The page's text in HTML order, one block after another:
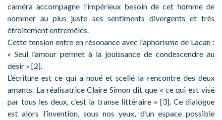
caméra accompagne l’impérieux besoin de cet homme de
nommer au plus juste ses sentiments divergents et très
étroitement entremêlés.
Cette tension entre en résonance avec l’aphorisme de Lacan :
« Seul l’amour permet à la jouissance de condescendre au
désir » [2].
L’écriture est ce qui a noué et scellé la rencontre des deux
amants. La réalisatrice Claire Simon dit que « ce qui est visé
par tous les deux, c’est la transe littéraire » [3]. Ce dialogue
est alors l’invention, sous nos yeux, d’un espace possible